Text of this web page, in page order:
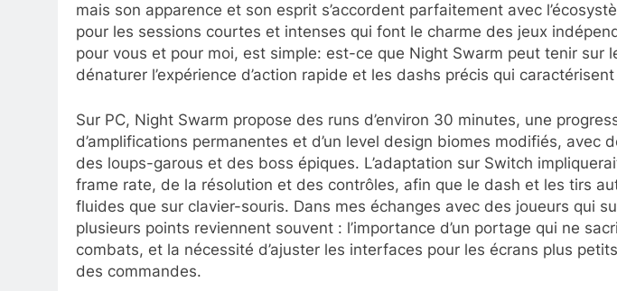
mais son apparence et son esprit s’accordent parfaitement avec
pour les sessions courtes et intenses qui font le charme des jeux
pour vous et pour moi, est simple: est-ce que Night Swarm peut tenir sur
dénaturer l’expérience d’action rapide et les dashs précis qui
Sur PC, Night Swarm propose des runs d’environ 30 minutes, une
d’amplifications permanentes et d’un level design biomes modifiés, avec
des loups-garous et des boss épiques. L’adaptation sur Switch
frame rate, de la résolution et des contrôles, afin que le dash et les tirs
fluides que sur clavier-souris. Dans mes échanges avec des joueurs qui
plusieurs points reviennent souvent : l’importance d’un portage qui ne
combats, et la nécessité d’ajuster les interfaces pour les écrans plus
des commandes.